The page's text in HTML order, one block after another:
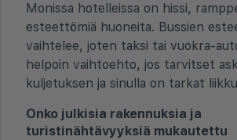
Monissa hotelleissa on hissi,
esteettömiä huoneita. Bussien
vaihtelee, joten taksi tai vuokra-
helpoin vaihtoehto, jos tarvitset
kuljetuksen ja sinulla on tarkat
Onko julkisia rakennuksia ja
turistinähtävyyksiä mukautettu